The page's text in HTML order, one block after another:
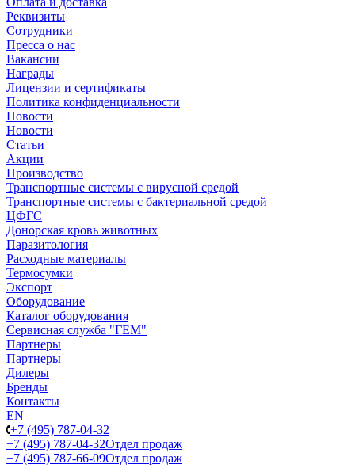
Реквизиты
Сотрудники
Пресса о нас
Вакансии
Награды
Лицензии и сертификаты
Политика конфиденциальности
Новости
Новости
Статьи
Акции
Производство
Транспортные системы с вирусной средой
Транспортные системы с бактериальной средой
ЦФГС
Донорская кровь животных
Паразитология
Расходные материалы
Термосумки
Экспорт
Оборудование
Каталог оборудования
Сервисная служба "ГЕМ"
Партнеры
Партнеры
Дилеры
Бренды
Контакты
EN
+7 (495) 787-04-32
+7 (495) 787-04-32Отдел продаж
+7 (495) 787-66-09Отдел продаж